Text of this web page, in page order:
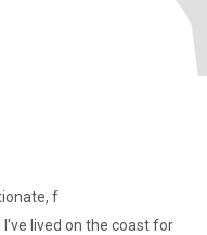
f
lived on the coast for